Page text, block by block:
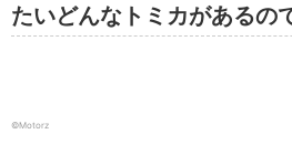
たいどんなトミカがあるの
©️Motorz